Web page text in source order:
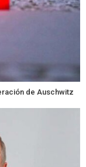
de Auschwitz